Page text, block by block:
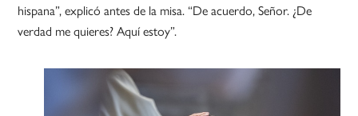
hispana”, explicó antes de la misa. “De acuerdo, Señor. ¿De
verdad me quieres? Aquí estoy”.